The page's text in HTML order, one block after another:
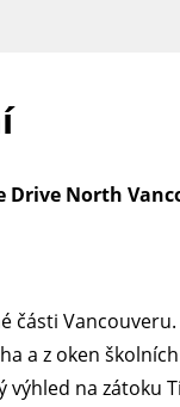
Drive North
části
a z oken
výhled na zátoku